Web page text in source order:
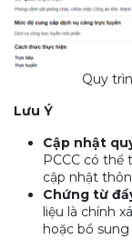
Quy
Lưu Ý
Cập nhật
PCCC có thể
cập nhật
Chứng từ
liệu là chính
hoặc bổ